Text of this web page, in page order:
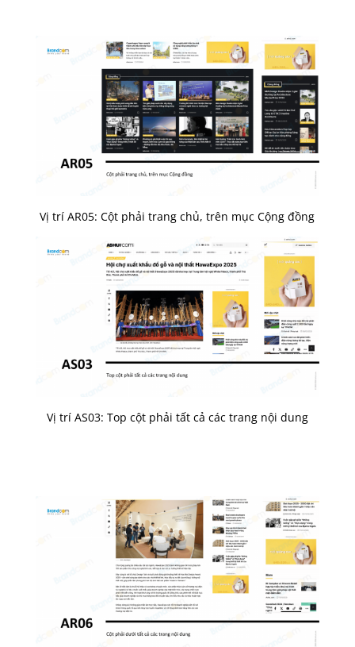
Vị trí AR05: Cột phải trang chủ, trên mục Cộng đồng
Vị trí AS03: Top cột phải tất cả các trang nội dung